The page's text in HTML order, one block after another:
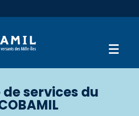
de services du